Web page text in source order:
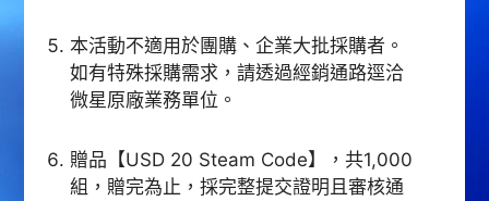
本活動不適用於團購、企業大批採購者。
如有特殊採購需求，請透過經銷通路逕洽
微星原廠業務單位。
贈品【USD 20 Steam Code】，共1,000
組，贈完為止，採完整提交證明且審核通